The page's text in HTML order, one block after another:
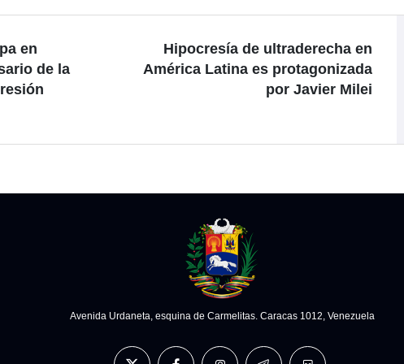
en
de la
Hipocresía de ultraderecha en
América Latina es protagonizada
por Javier Milei
Avenida Urdaneta, esquina de Carmelitas. Caracas 1012, Venezuela